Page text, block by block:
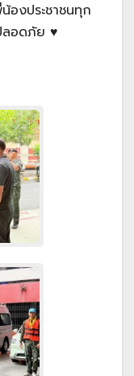
องประชาชนทุก
ลอดภัย ♥️